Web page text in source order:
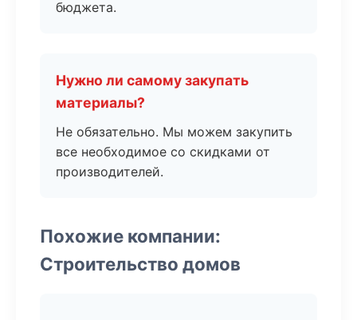
бюджета.
Нужно ли самому закупать
материалы?
Не обязательно. Мы можем закупить
все необходимое со скидками от
производителей.
Похожие компании:
Строительство домов